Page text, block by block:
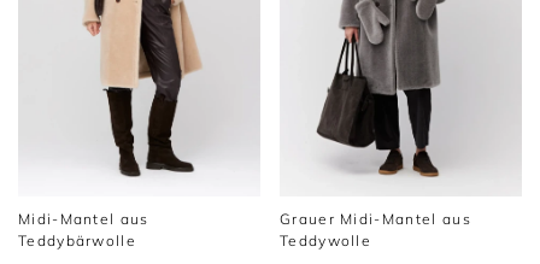
Midi-Mantel aus
Teddybärwolle
Grauer Midi-Mantel aus
Teddywolle